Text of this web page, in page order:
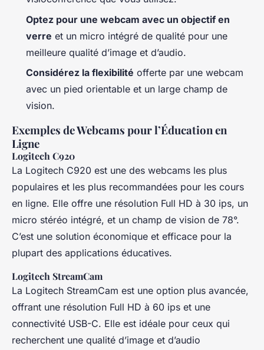
Optez pour une webcam avec un objectif en
verre et un micro intégré de qualité pour une
meilleure qualité d’image et d’audio.
Considérez la flexibilité offerte par une webcam
avec un pied orientable et un large champ de
vision.
Exemples de Webcams pour l’Éducation en
Ligne
Logitech C920
La Logitech C920 est une des webcams les plus
populaires et les plus recommandées pour les cours
en ligne. Elle offre une résolution Full HD à 30 ips, un
micro stéréo intégré, et un champ de vision de 78°.
C’est une solution économique et efficace pour la
plupart des applications éducatives.
Logitech StreamCam
La Logitech StreamCam est une option plus avancée,
offrant une résolution Full HD à 60 ips et une
connectivité USB-C. Elle est idéale pour ceux qui
recherchent une qualité d’image et d’audio